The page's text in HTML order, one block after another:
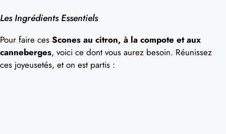
Les Ingrédients Essentiels
Pour faire ces Scones au citron, à la compote et aux
canneberges, voici ce dont vous aurez besoin. Réunissez
ces joyeusetés, et on est partis :